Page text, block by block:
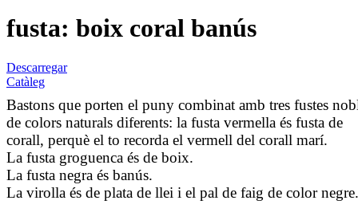
fusta: boix coral banús
Descarregar
Catàleg
Bastons que porten el puny combinat amb tres fustes
de colors naturals diferents: la fusta vermella és fusta de
corall, perquè el to recorda el vermell del corall marí.
La fusta groguenca és de boix.
La fusta negra és banús.
La virolla és de plata de llei i el pal de faig de color negre.